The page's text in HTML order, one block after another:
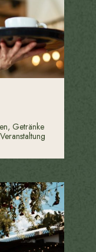
Getränke